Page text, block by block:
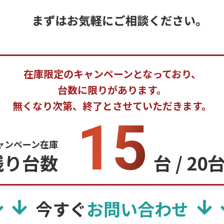
在庫限定のキャンペーンとなっており、
台数に限りがあります。
無くなり次第、終了とさせていただきます。
ンペーン在庫
台数 15 台 / 20
今すぐお問い合わせ